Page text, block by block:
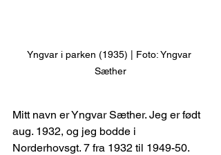
Yngvar i parken (1935) | Foto: Yngvar
Sæther
Mitt navn er Yngvar Sæther. Jeg er født
aug. 1932, og jeg bodde i
Norderhovsgt. 7 fra 1932 til 1949-50.